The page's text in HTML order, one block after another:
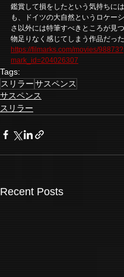
鑑賞して損をしたという気持ちに
も、ドイツの大自然というロケー
さ以外には特筆すべきところが見
物足りなく感じてしまう作品だった
https://filmarks.com/movies/98873?
mark_id=204026307
Tags:
スリラーサスペンス
サスペンス
スリラー
Recent Posts